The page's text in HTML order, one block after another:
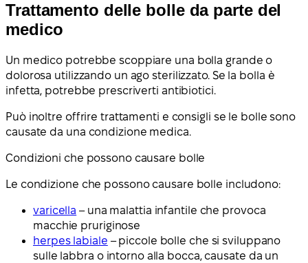
Trattamento delle bolle da parte del
medico
Un medico potrebbe scoppiare una bolla grande o
dolorosa utilizzando un ago sterilizzato. Se la bolla è
infetta, potrebbe prescriverti antibiotici.
Può inoltre offrire trattamenti e consigli se le bolle sono
causate da una condizione medica.
Condizioni che possono causare bolle
Le condizione che possono causare bolle includono:
varicella – una malattia infantile che provoca
macchie pruriginose
herpes labiale – piccole bolle che si sviluppano
sulle labbra o intorno alla bocca, causate da un